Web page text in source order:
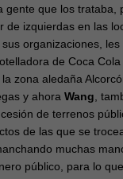
gente que los trataba,
de izquierdas en las
organizaciones,
de Coca
zona aledaña
y ahora Wang ,
de terrenos
de las que se
muchas
público, para lo